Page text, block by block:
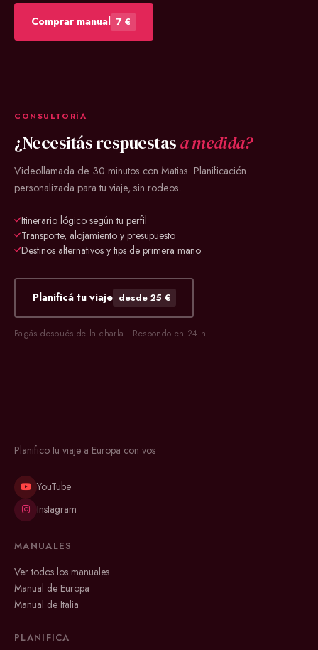
Comprar manual 7 €
CONSULTORÍA
¿Necesitás respuestasa medida?
Videollamada de 30 minutos con Matias. Planificación
personalizada para tu viaje, sin rodeos.
Itinerario lógico según tu perfil
Transporte, alojamiento y presupuesto
Destinos alternativos y tips de primera mano
Planificá tu viaje desde 25 €
Pagás después de la charla · Respondo en 24 h
Planifico tu viaje a Europa con vos
YouTube
Instagram
MANUALES
Ver todos los manuales
Manual de Europa
Manual de Italia
PLANIFICA